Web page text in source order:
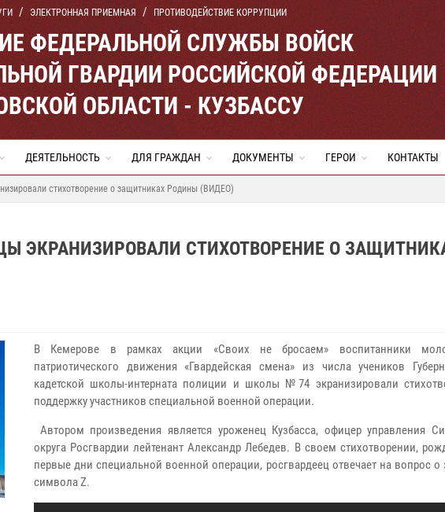
ЭЛЕКТРОННАЯ ПРИЕМНАЯ ПРОТИВОДЕЙСТВИЕ КОРРУПЦИИ
ФЕДЕРАЛЬНОЙ СЛУЖБЫ ВОЙСК
ГВАРДИИ РОССИЙСКОЙ ФЕДЕРАЦИИ
ОБЛАСТИ - КУЗБАССУ
ДЕЯТЕЛЬНОСТЬ ДЛЯ ГРАЖДАН ДОКУМЕНТЫ ГЕРОИ КОНТАКТЫ
стихотворение о защитниках Родины (ВИДЕО)
ЭКРАНИЗИРОВАЛИ СТИХОТВОРЕНИЕ О
В Кемерове в рамках акции «Своих не бросаем» воспитанники
патриотического движения «Гвардейская смена» из числа учеников
кадетской школы-интерната полиции и школы №74 экранизировали
поддержку участников специальной военной операции.
Автором произведения является уроженец Кузбасса, офицеруправления
округа Росгвардии лейтенант Александр Лебедев. В своем стихотворении,
первые дни специальной военнойоперации, росгвардеец отвечает на вопрос о
символа Z.